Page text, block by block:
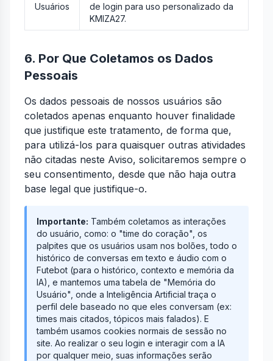
Usuários
de login para uso personalizado da
KMIZA27.
6. Por Que Coletamos os Dados
Pessoais
Os dados pessoais de nossos usuários são
coletados apenas enquanto houver finalidade
que justifique este tratamento, de forma que,
para utilizá-los para quaisquer outras atividades
não citadas neste Aviso, solicitaremos sempre o
seu consentimento, desde que não haja outra
base legal que justifique-o.
Importante: Também coletamos as interações
do usuário, como: o "time do coração", os
palpites que os usuários usam nos bolões, todo o
histórico de conversas em texto e áudio com o
Futebot (para o histórico, contexto e memória da
IA), e mantemos uma tabela de "Memória do
Usuário", onde a Inteligência Artificial traça o
perfil dele baseado no que eles conversam (ex:
times mais citados, tópicos mais falados). E
também usamos cookies normais de sessão no
site. Ao realizar o seu login e interagir com a IA
por qualquer meio, suas informações serão